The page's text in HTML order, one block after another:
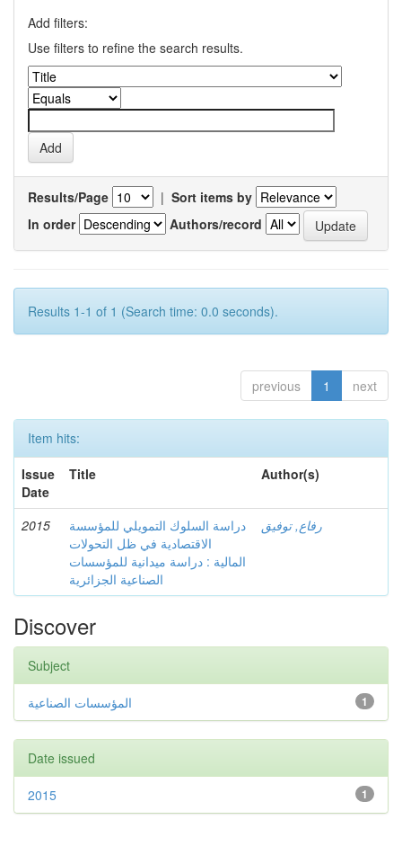
Add filters:
Use filters to refine the search results.
Results/Page | Sort items by
In order
Authors/record
Results 1-1 of 1 (Search time: 0.0 seconds).
previous 1 next
Item hits:
Issue
Date
Title Author(s)
2015
دراسة السلوك التمويلي للمؤسسة
الاقتصادية في ظل التحولات
المالية : دراسة ميدانية للمؤسسات
الصناعية الجزائرية
رفاع, توفيق
Discover
Subject
1 المؤسسات الصناعية
Date issued
1
2015